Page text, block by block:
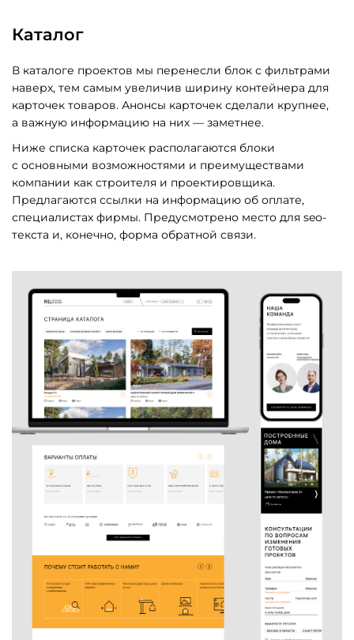
Каталог
В каталоге проектов мы перенесли блок с фильтрами
наверх, тем самым увеличив ширину контейнера для
карточек товаров. Анонсы карточек сделали крупнее,
а важную информацию на них — заметнее.
Ниже списка карточек располагаются блоки
с основными возможностями и преимуществами
компании как строителя и проектировщика.
Предлагаются ссылки на информацию об оплате,
специалистах фирмы. Предусмотрено место для seo-
текста и, конечно, форма обратной связи.